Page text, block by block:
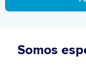
Somos